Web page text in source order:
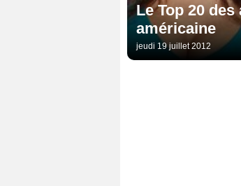
Le Top 20
américaine
jeudi 19 juillet 2012